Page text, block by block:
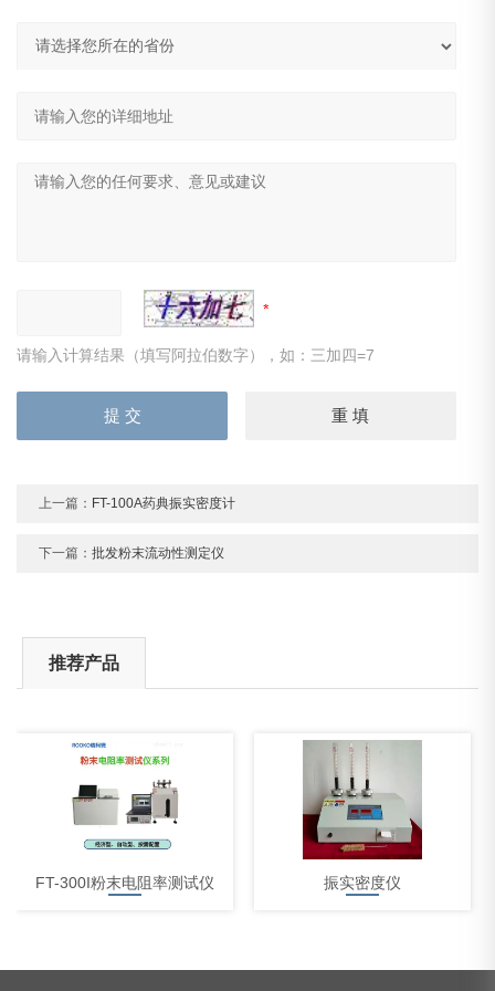
请输入计算结果（填写阿拉伯数字），如：三加四=7
上一篇： FT-100A药典振实密度计
下一篇：批发粉末流动性测定仪
推荐产品
FT-300I粉末电阻率测试仪 振实密度仪